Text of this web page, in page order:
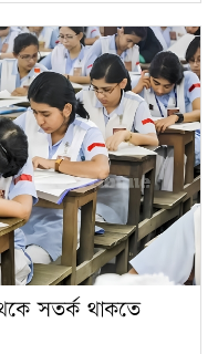
সতর্ক থাকতে